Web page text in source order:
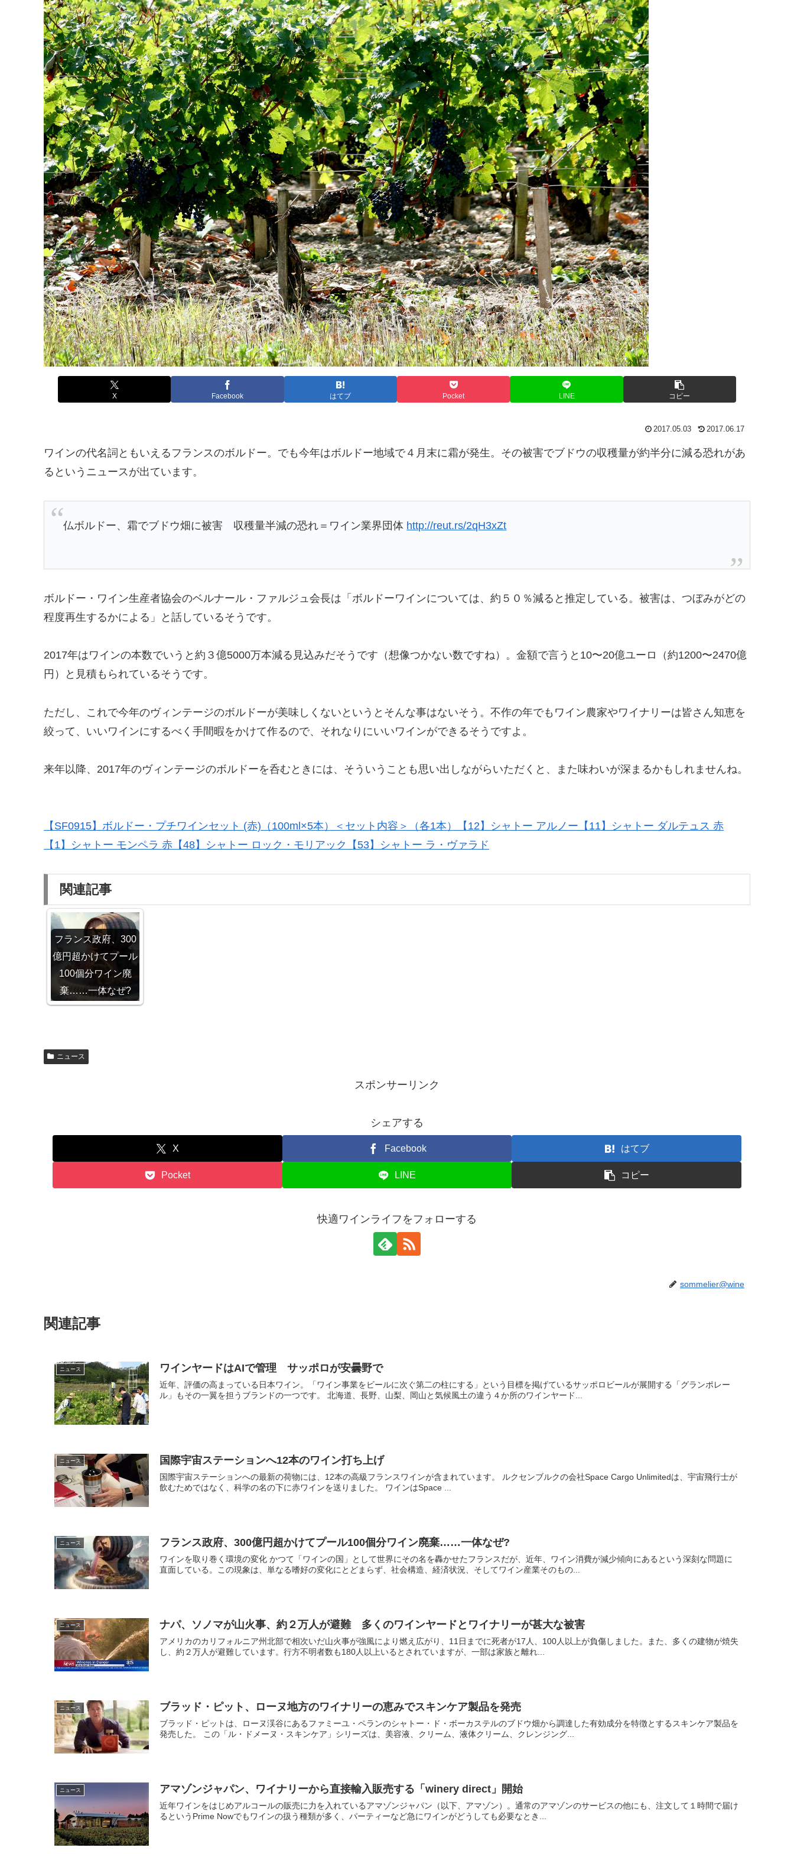
X Facebook はてブ Pocket LINE コピー
2017.05.03 2017.06.17
ワインの代名詞ともいえるフランスのボルドー。でも今年はボルドー地域で４月末に霜が発生。その被害でブドウの収穫量が約半分に減る恐れがあ
るというニュースが出ています。
仏ボルドー、霜でブドウ畑に被害 収穫量半減の恐れ＝ワイン業界団体 http://reut.rs/2qH3xZt
ボルドー・ワイン生産者協会のベルナール・ファルジュ会長は「ボルドーワインについては、約５０％減ると推定している。被害は、つぼみがどの
程度再生するかによる」と話しているそうです。
2017年はワインの本数でいうと約３億5000万本減る見込みだそうです（想像つかない数ですね）。金額で言うと10〜20億ユーロ（約1200〜2470億
円）と見積もられているそうです。
ただし、これで今年のヴィンテージのボルドーが美味しくないというとそんな事はないそう。不作の年でもワイン農家やワイナリーは皆さん知恵を
絞って、いいワインにするべく手間暇をかけて作るので、それなりにいいワインができるそうですよ。
来年以降、2017年のヴィンテージのボルドーを呑むときには、そういうことも思い出しながらいただくと、また味わいが深まるかもしれませんね。
【SF0915】ボルドー・プチワインセット (赤)（100ml×5本）＜セット内容＞（各1本）【12】シャトー アルノー【11】シャトー ダルテュス 赤
【1】シャトー モンペラ 赤【48】シャトー ロック・モリアック【53】シャトー ラ・ヴァラド
関連記事
フランス政府、300
億円超かけてプール
100個分ワイン廃
棄……一体なぜ?
ニュース
スポンサーリンク
シェアする
X Facebook はてブ
Pocket LINE コピー
快適ワインライフをフォローする
sommelier@wine
関連記事
ニュース ワインヤードはAIで管理 サッポロが安曇野で
近年、評価の高まっている日本ワイン。「ワイン事業をビールに次ぐ第二の柱にする」という目標を掲げているサッポロビールが展開する「グランポレー
ル」もその一翼を担うブランドの一つです。 北海道、長野、山梨、岡山と気候風土の違う４か所のワインヤード...
ニュース 国際宇宙ステーションへ12本のワイン打ち上げ
国際宇宙ステーションへの最新の荷物には、12本の高級フランスワインが含まれています。 ルクセンブルクの会社Space Cargo Unlimitedは、宇宙飛行士が
飲むためではなく、科学の名の下に赤ワインを送りました。 ワインはSpace ...
ニュース フランス政府、300億円超かけてプール100個分ワイン廃棄……一体なぜ?
ワインを取り巻く環境の変化 かつて「ワインの国」として世界にその名を轟かせたフランスだが、近年、ワイン消費が減少傾向にあるという深刻な問題に
直面している。この現象は、単なる嗜好の変化にとどまらず、社会構造、経済状況、そしてワイン産業そのもの...
ニュース ナパ、ソノマが山火事、約２万人が避難 多くのワインヤードとワイナリーが甚大な被害
アメリカのカリフォルニア州北部で相次いだ山火事が強風により燃え広がり、11日までに死者が17人、100人以上が負傷しました。また、多くの建物が焼失
し、約２万人が避難しています。行方不明者数も180人以上いるとされていますが、一部は家族と離れ...
ニュース ブラッド・ピット、ローヌ地方のワイナリーの恵みでスキンケア製品を発売
ブラッド・ピットは、ローヌ渓谷にあるファミーユ・ペランのシャトー・ド・ボーカステルのブドウ畑から調達した有効成分を特徴とするスキンケア製品を
発売した。 この「ル・ドメーヌ・スキンケア」シリーズは、美容液、クリーム、液体クリーム、クレンジング...
ニュース アマゾンジャパン、ワイナリーから直接輸入販売する「winery direct」開始
近年ワインをはじめアルコールの販売に力を入れているアマゾンジャパン（以下、アマゾン）。通常のアマゾンのサービスの他にも、注文して１時間で届け
るというPrime Nowでもワインの扱う種類が多く、パーティーなど急にワインがどうしても必要なとき...